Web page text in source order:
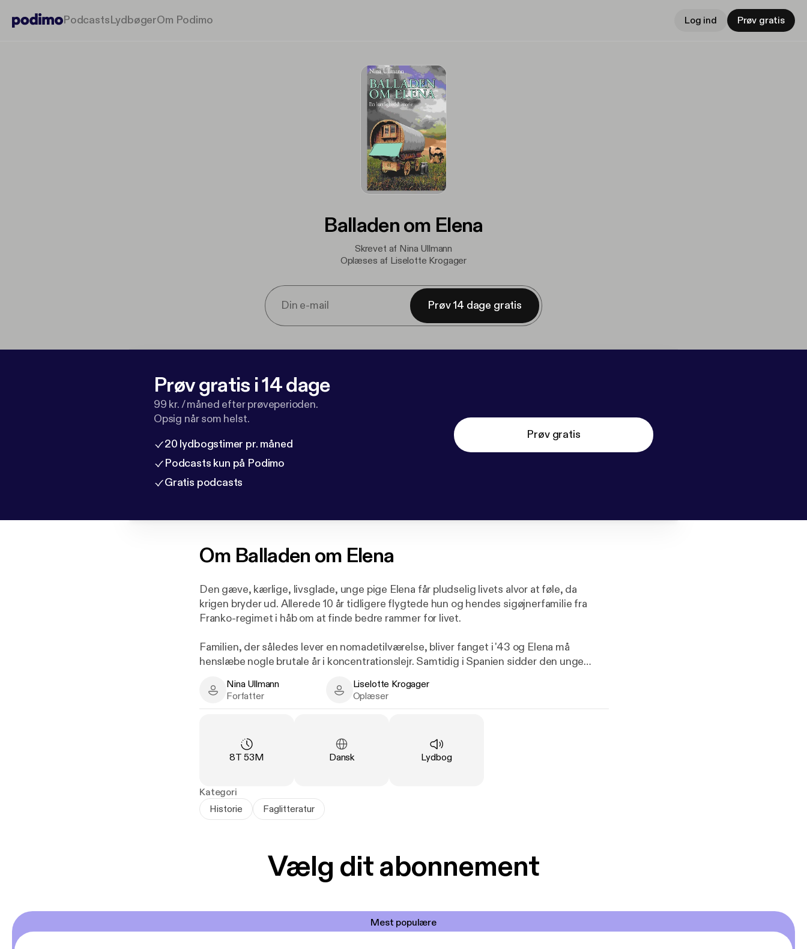
PodcastsLydbøgerOm Podimo Log ind Prøv gratis
Balladen om Elena
Skrevet af Nina Ullmann
Oplæses af Liselotte Krogager
Prøv 14 dage gratis
Prøv gratis i 14 dage
99 kr. / måned efter prøveperioden.
Opsig når som helst.
20 lydbogstimer pr. måned
Podcasts kun på Podimo
Gratis podcasts
Prøv gratis
Om Balladen om Elena
Den gæve, kærlige, livsglade, unge pige Elena får pludselig livets alvor at føle, da
krigen bryder ud. Allerede 10 år tidligere flygtede hun og hendes sigøjnerfamilie fra
Franko-regimet i håb om at finde bedre rammer for livet.
Familien, der således lever en nomadetilværelse, bliver fanget i '43 og Elena må
henslæbe nogle brutale år i koncentrationslejr. Samtidig i Spanien sidder den unge
Vi følger de to unge menneskers liv og deres veje krydses og en rørende kærlighed
Balladen om Elena er en kærlighedsroman om mod, skæbne, relationer,
virkelighedens barske realiteter.
Bogen henvender sig primært til kvinder over 18 år.
Nina Ullmann - Author
Nina Ullmann
Forfatter
Liselotte Krogager - Narrator
Liselotte Krogager
Oplæser
Varighed
8T 53M Sprog:
Dansk Type:
Lydbog
Kategori
Historie
Faglitteratur
Vælg dit abonnement
Mest populære